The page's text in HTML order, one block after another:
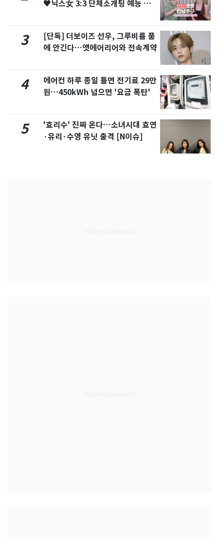
♥닉스女 3:3 단체소개팅 예능 화
3
[단독] 더보이즈 선우, 그루비룸 품
에 안긴다…앳에어리어와 전속계약
4
에어컨 하루 종일 틀면 전기료 29만
원…450kWh 넘으면 '요금 폭탄'
5
'효리수' 진짜 온다…소녀시대 효연
·유리·수영 유닛 출격 [N이슈]